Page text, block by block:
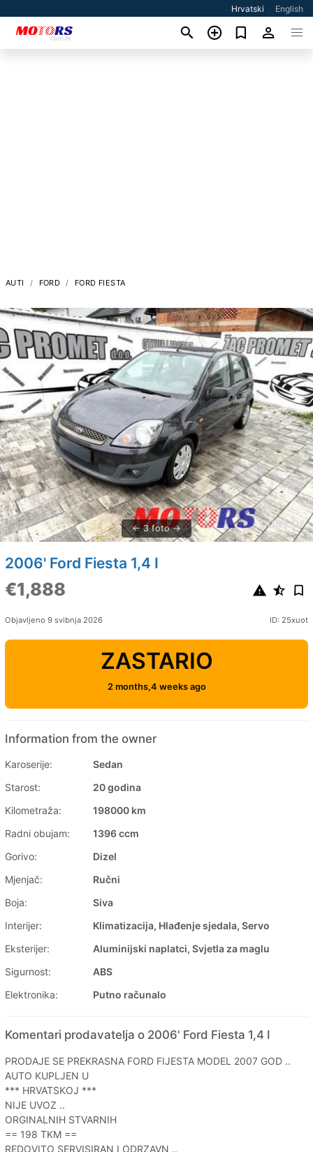
Hrvatski English
AUTI FORD FORD FIESTA
3 foto
2006' Ford Fiesta 1,4 I
€1,888
Objavljeno 9 svibnja 2026 ID: 25xuot
ZASTARIO
2 months,4 weeks ago
Information from the owner
Karoserije:
Sedan
Starost:
20 godina
Kilometraža:
198000 km
Radni obujam:
1396 ccm
Gorivo:
Dizel
Mjenjač:
Ručni
Boja:
Siva
Interijer:
Klimatizacija, Hlađenje sjedala, Servo
Eksterijer:
Aluminijski naplatci, Svjetla za maglu
Sigurnost:
ABS
Elektronika:
Putno računalo
Komentari prodavatelja o 2006' Ford Fiesta 1,4 I
PRODAJE SE PREKRASNA FORD FIJESTA MODEL 2007 GOD ..
AUTO KUPLJEN U
*** HRVATSKOJ ***
NIJE UVOZ ..
ORGINALNIH STVARNIH
== 198 TKM ==
REDOVITO SERVISIRAN I ODRZAVN ..